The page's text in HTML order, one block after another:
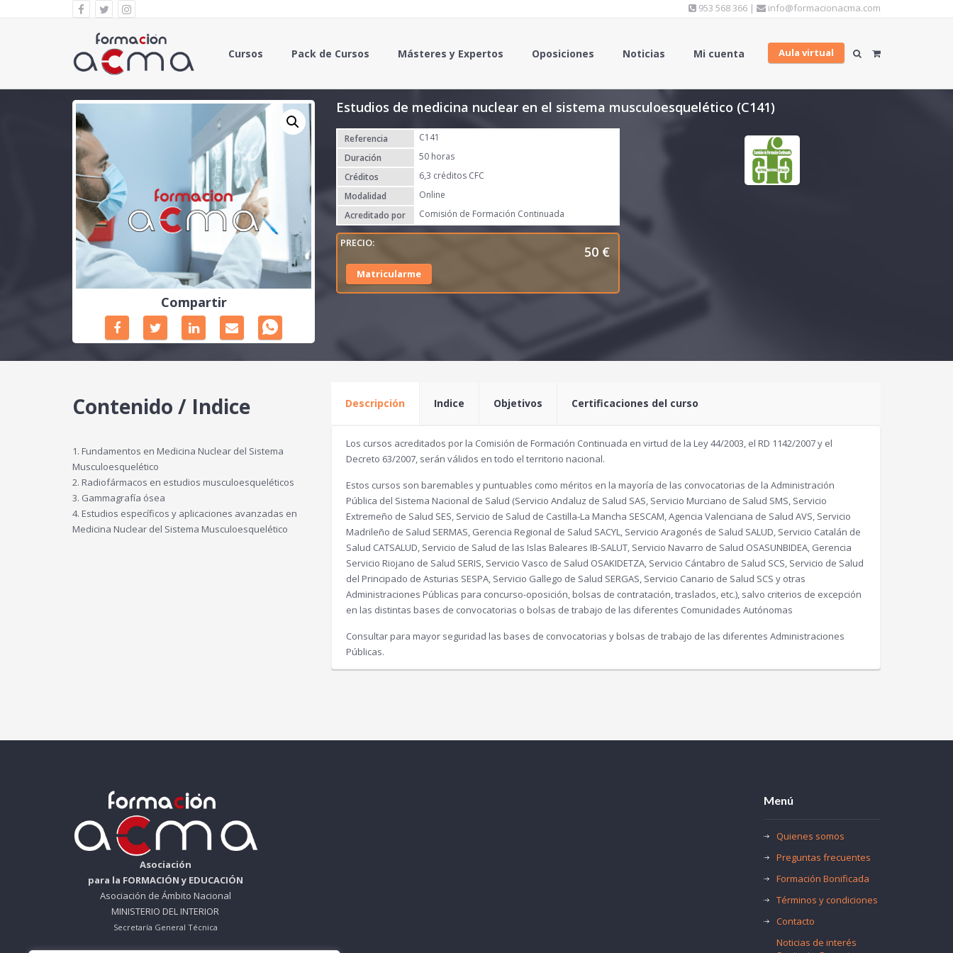
953 568 366 | info@formacionacma.com
Cursos Pack de Cursos Másteres y Expertos Oposiciones Noticias Mi cuenta Aula virtual
Compartir
Estudios de medicina nuclear en el sistema musculoesquelético (C141)
Referencia
C141
Duración
50 horas
Créditos
6,3 créditos CFC
Modalidad
Online
Acreditado por
Comisión de Formación Continuada
50 €
Matricularme
Contenido / Indice
1. Fundamentos en Medicina Nuclear del Sistema
Musculoesquelético
2. Radiofármacos en estudios musculoesqueléticos
3. Gammagrafía ósea
4. Estudios específicos y aplicaciones avanzadas en
Medicina Nuclear del Sistema Musculoesquelético
Descripción Indice Objetivos Certificaciones del curso
Los cursos acreditados por la Comisión de Formación Continuada en virtud de la Ley 44/2003, el RD 1142/2007 y el
Decreto 63/2007, serán válidos en todo el territorio nacional.
Estos cursos son baremables y puntuables como méritos en la mayoría de las convocatorias de la Administración
Pública del Sistema Nacional de Salud (Servicio Andaluz de Salud SAS, Servicio Murciano de Salud SMS, Servicio
Extremeño de Salud SES, Servicio de Salud de Castilla-La Mancha SESCAM, Agencia Valenciana de Salud AVS, Servicio
Madrileño de Salud SERMAS, Gerencia Regional de Salud SACYL, Servicio Aragonés de Salud SALUD, Servicio Catalán de
Salud CATSALUD, Servicio de Salud de las Islas Baleares IB-SALUT, Servicio Navarro de Salud OSASUNBIDEA, Gerencia
Servicio Riojano de Salud SERIS, Servicio Vasco de Salud OSAKIDETZA, Servicio Cántabro de Salud SCS, Servicio de Salud
del Principado de Asturias SESPA, Servicio Gallego de Salud SERGAS, Servicio Canario de Salud SCS y otras
Administraciones Públicas para concurso-oposición, bolsas de contratación, traslados, etc.), salvo criterios de excepción
en las distintas bases de convocatorias o bolsas de trabajo de las diferentes Comunidades Autónomas
Consultar para mayor seguridad las bases de convocatorias y bolsas de trabajo de las diferentes Administraciones
Públicas.
Asociación
para la FORMACIÓN y EDUCACIÓN
Asociación de Ámbito Nacional
MINISTERIO DEL INTERIOR
Secretaría General Técnica
Menú
Quienes somos
Preguntas frecuentes
Formación Bonificada
Términos y condiciones
Contacto
Noticias de interés